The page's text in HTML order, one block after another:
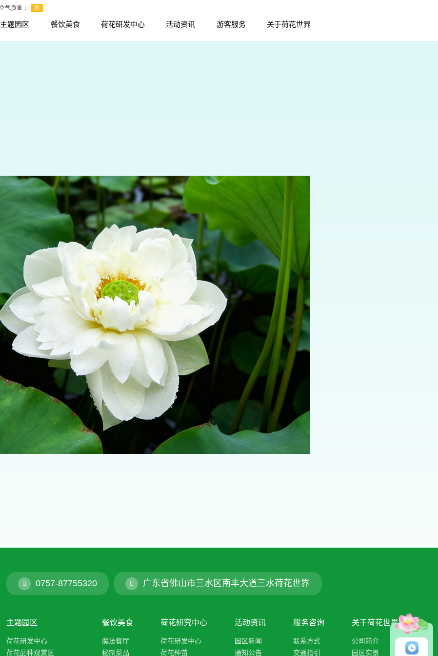
主题园区 餐饮美食 荷花研发中心 活动资讯 游客服务 关于荷花世界
0757-87755320 广东省佛山市三水区南丰大道三水荷花世界
主题园区
荷花研发中心
荷花品种观赏区
餐饮美食
魔法餐厅
秘制菜品
荷花研究中心
荷花研发中心
荷花种苗
活动资讯
园区新闻
通知公告
服务咨询
联系方式
交通指引
关于荷花世界
公司简介
园区实景